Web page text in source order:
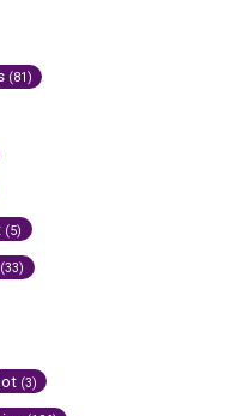
(81)
(5)
(33)
(3)